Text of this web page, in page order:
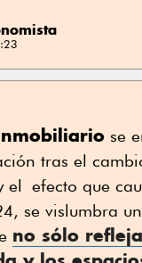
se
tras el
el efecto que
se vislumbra
no sólo